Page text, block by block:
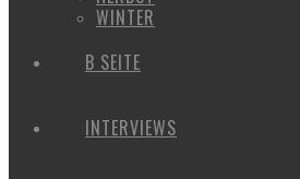
WINTER
B SEITE
INTERVIEWS